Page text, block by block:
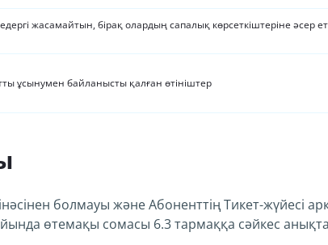
жасамайтын, бірақ олардың сапалық көрсеткіштеріне әсер
ұсынумен байланысты қалған өтініштер
болмауы және Абоненттің Тикет-жүйесі
өтемақы сомасы 6.3 тармаққа сәйкес